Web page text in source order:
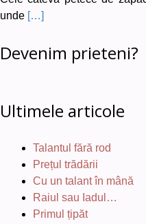
unde […]
Devenim prieteni?
Ultimele articole
Talantul fără rod
Prețul trădării
Cu un talant în mână
Raiul sau Iadul…
Primul țipăt